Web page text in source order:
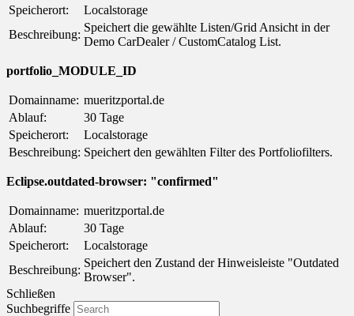
Speicherort:
Localstorage
Beschreibung:
Speichert die gewählte Listen/Grid Ansicht in der
Demo CarDealer / CustomCatalog List.
portfolio_MODULE_ID
Domainname: mueritzportal.de
Ablauf:
30 Tage
Speicherort:
Localstorage
Beschreibung: Speichert den gewählten Filter des Portfoliofilters.
Eclipse.outdated-browser: "confirmed"
Domainname: mueritzportal.de
Ablauf:
30 Tage
Speicherort:
Localstorage
Beschreibung:
Speichert den Zustand der Hinweisleiste "Outdated
Browser".
Schließen
Suchbegriffe